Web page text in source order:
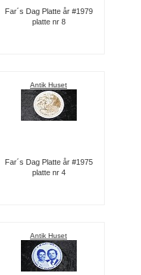
Far´s Dag Platte år #1979
platte nr 8
Antik Huset
Far´s Dag Platte år #1975
platte nr 4
Antik Huset